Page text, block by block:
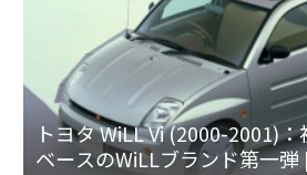
トヨタ WiLL Vi (2000-2001)
ベースのWiLLブランド第一弾